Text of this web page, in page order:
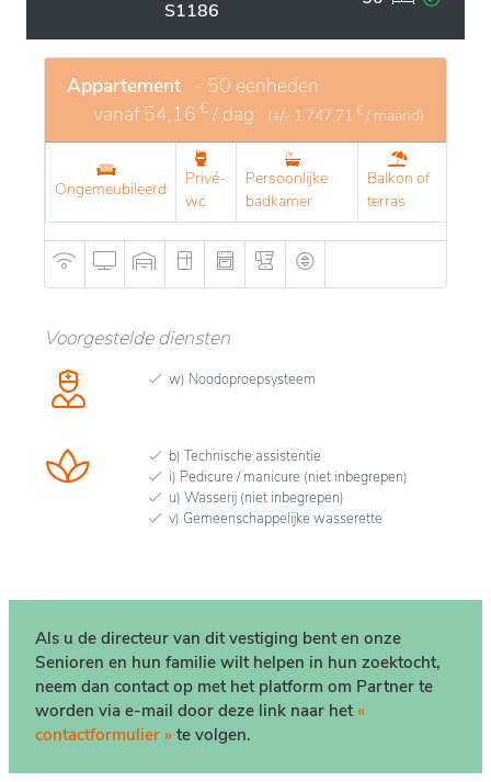
S1186
Appartement - 50 eenheden
vanaf 54,16 € / dag (+/- 1.747,71 € / maand)
Ongemeubileerd
Privé-
wc
Persoonlijke
badkamer
Balkon of
terras
Voorgestelde diensten
w) Noodoproepsysteem
b) Technische assistentie
i) Pedicure / manicure (niet inbegrepen)
u) Wasserij (niet inbegrepen)
v) Gemeenschappelijke wasserette
Als u de directeur van dit vestiging bent en onze
Senioren en hun familie wilt helpen in hun zoektocht,
neem dan contact op met het platform om Partner te
worden via e-mail door deze link naar het «
contactformulier » te volgen.